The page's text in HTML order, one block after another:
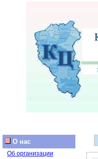
О нас
Об организации